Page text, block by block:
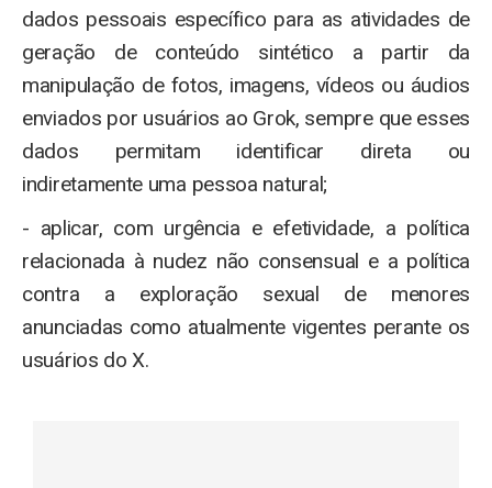
dados pessoais específico para as atividades de
geração de conteúdo sintético a partir da
manipulação de fotos, imagens, vídeos ou áudios
enviados por usuários ao Grok, sempre que esses
dados permitam identificar direta ou
indiretamente uma pessoa natural;
- aplicar, com urgência e efetividade, a política
relacionada à nudez não consensual e a política
contra a exploração sexual de menores
anunciadas como atualmente vigentes perante os
usuários do X.